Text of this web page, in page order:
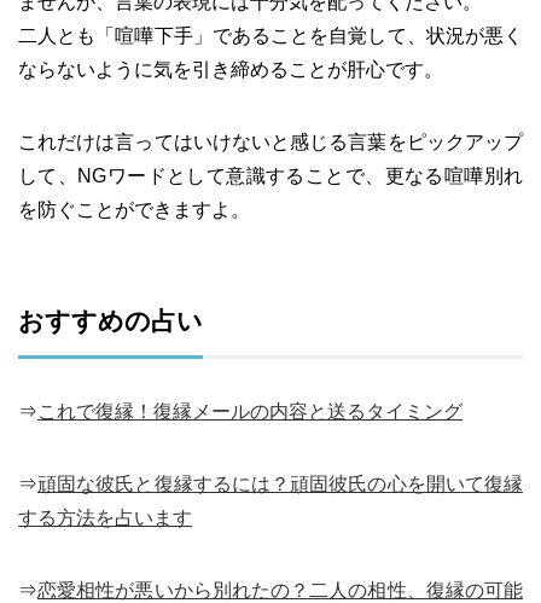
二人とも「喧嘩下手」であることを自覚して、状況が悪く
ならないように気を引き締めることが肝心です。
これだけは言ってはいけないと感じる言葉をピックアップ
して、NGワードとして意識することで、更なる喧嘩別れ
を防ぐことができますよ。
おすすめの占い
⇒これで復縁！復縁メールの内容と送るタイミング
⇒頑固な彼氏と復縁するには？頑固彼氏の心を開いて復縁
する方法を占います
⇒恋愛相性が悪いから別れたの？二人の相性、復縁の可能